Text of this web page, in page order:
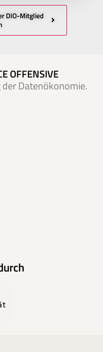
DIO-Mitglied
OFFENSIVE
Datenökonomie.